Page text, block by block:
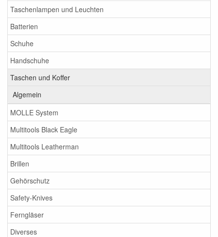
Taschenlampen und Leuchten
Batterien
Schuhe
Handschuhe
Taschen und Koffer
Algemein
MOLLE System
Multitools Black Eagle
Multitools Leatherman
Brillen
Gehörschutz
Safety-Knives
Ferngläser
Diverses